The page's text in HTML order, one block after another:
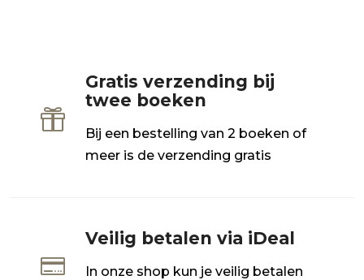

Gratis verzending bij
twee boeken
Bij een bestelling van 2 boeken of
meer is de verzending gratis

Veilig betalen via iDeal
In onze shop kun je veilig betalen